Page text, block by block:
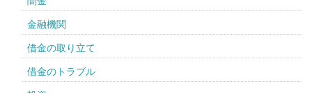
金融機関
借金の取り立て
借金のトラブル